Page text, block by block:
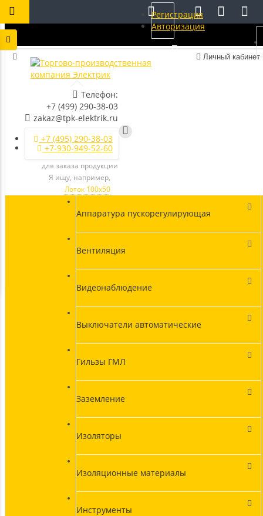
Личный кабинет
Телефон:
+7 (499) 290-38-03
zakaz@tpk-elektrik.ru
+7 (495) 290-38-03
+7-930-949-52-60
для заказа продукции
Я ищу, например,
Лоток 100х50
Аппаратура пускорегулирующая
Вентиляция
Видеонаблюдение
Выключатели автоматические
Гильзы ГМЛ
Заземление
Изоляторы
Изоляционные материалы
Инструменты
Регистрация
Авторизация